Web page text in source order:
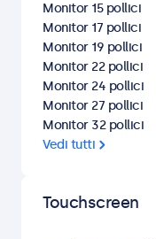
Monitor 15 pollici
Monitor 17 pollici
Monitor 19 pollici
Monitor 22 pollici
Monitor 24 pollici
Monitor 27 pollici
Monitor 32 pollici
Vedi tutti
Touchscreen